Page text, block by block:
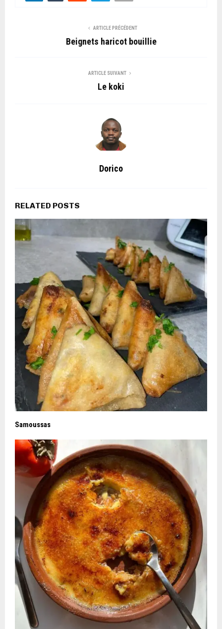
ARTICLE PRÉCÉDENT
Beignets haricot bouillie
ARTICLE SUIVANT
Le koki
Dorico
RELATED POSTS
Samoussas